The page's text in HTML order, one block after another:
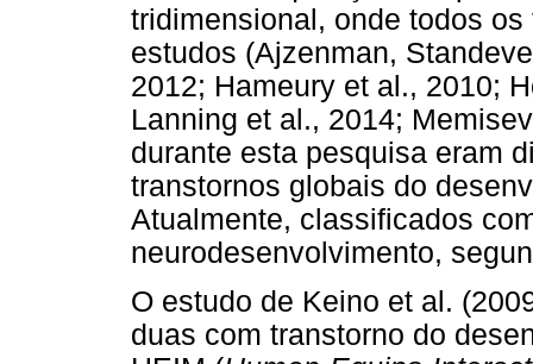
tridimensional, onde todos
estudos (Ajzenman,
2012; Hameury et al., 2010;
Lanning et al., 2014;
durante esta pesquisa eram
transtornos globais do
Atualmente, classificados
neurodesenvolvimento,
O estudo de Keino et al.
duas com transtorno do